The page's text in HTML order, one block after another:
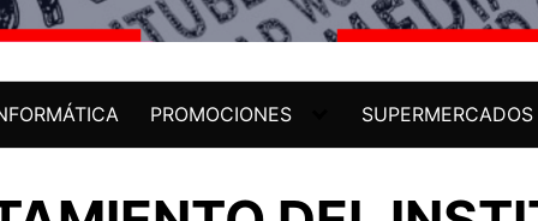
PROMOCIONES SUPERMERCADOS